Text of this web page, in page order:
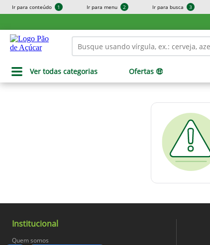
Ir para conteúdo 1 Ir para menu 2 Ir para busca 3
Ver todas categorias Ofertas 🤑
Institucional
Quem somos